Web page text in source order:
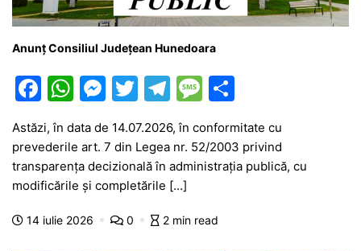
Anunț Consiliul Județean Hunedoara
F
c
e
b
o
W
at
s
A
p
M
s
s
e
n
T
itt
er
T
e
gr
a
m
M
s
s
g
ta
je
Astăzi, în data de 14.07.2026, în conformitate cu
prevederile art. 7 din Legea nr. 52/2003 privind
transparenţa decizională în administraţia publică, cu
modificările și completările […]
14 iulie 2026 0 2 min read